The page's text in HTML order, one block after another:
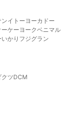
ンイトーヨーカドー
ーケー ヨークベニマル
いかり フジグラン
ツDCM